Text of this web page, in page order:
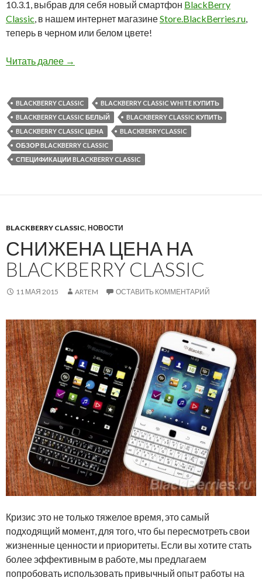
10.3.1, выбрав для себя новый смартфон BlackBerry
Classic, в нашем интернет магазинеStore.BlackBerries.ru,
теперь в черном или белом цвете!
Читать далее Теперь вы можете купить BlackBerry Classic
→
BLACKBERRY CLASSIC
BLACKBERRY CLASSIC WHITE КУПИТЬ
BLACKBERRY CLASSIC БЕЛЫЙ
BLACKBERRY CLASSIC КУПИТЬ
BLACKBERRY CLASSIC ЦЕНА
BLACKBERRYCLASSIC
ОБЗОР BLACKBERRY CLASSIC
СПЕЦИФИКАЦИИ BLACKBERRY CLASSIC
BLACKBERRY CLASSIC, НОВОСТИ
СНИЖЕНА ЦЕНА НА
BLACKBERRY CLASSIC
11 МАЯ 2015 ARTEM ОСТАВИТЬ КОММЕНТАРИЙ
Кризис это не только тяжелое время, это самый
подходящий момент, для того, что бы пересмотреть свои
жизненные ценности и приоритеты. Если вы хотите стать
более эффективным в работе, мы предлагаем
попробовать использовать привычный опыт работы на